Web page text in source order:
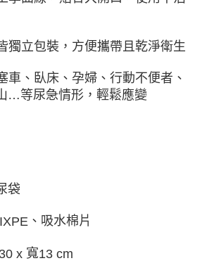
獨立包裝，方便攜帶且乾淨衛生
車、臥床、孕婦、行動不便者、
…等尿急情形，輕鬆應變
袋
IXPE 、吸水棉片
30 x 寬13 cm